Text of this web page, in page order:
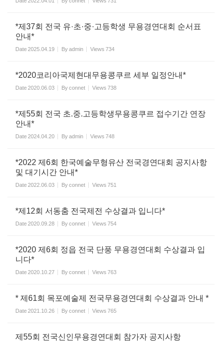
*제37회 전국 유·초·중·고등학생 무용경연대회 순서표
안내*
Date2025.04.19 Byadmin Views 734
*2020코리아국제현대무용콩쿠르 세부 일정안내*
Date2020.06.03 Byconnet Views 738
*제55회 전국 초.중.고등학생무용콩쿠르 접수기간 연장
안내*
Date2024.04.20 Byadmin Views 748
*2022 제6회 한국예술무형유산 전국경연대회 공지사항
및 대기시간 안내*
Date2022.06.03 Byconnet Views 751
*제12회 서동춤 전국제전 수상결과 입니다*
Date2020.09.28 Byconnet Views 754
*2020 제6회 정읍 전국 단풍 무용경연대회 수상결과 입
니다*
Date2020.10.27 Byconnet Views 763
* 제61회 목포예술제 전국무용경연대회 수상결과 안내 *
Date2021.10.26 Byconnet Views 765
제55회 전국신인무용경연대회 참가자 공지사항